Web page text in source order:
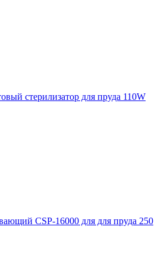
стерилизатор для пруда 110W
CSP-16000 для для пруда 250